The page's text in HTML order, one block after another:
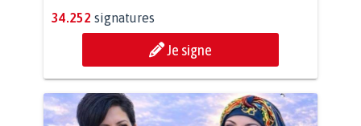
34.252 signatures
Je signe